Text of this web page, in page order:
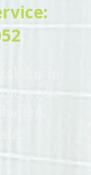
in
in die